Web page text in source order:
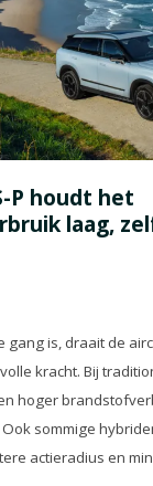
P houdt het
laag,
gang is, draait de
kracht. Bij
hoger
sommige
actieradius en